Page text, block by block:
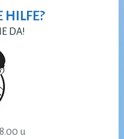
HILFE?
DA!
u